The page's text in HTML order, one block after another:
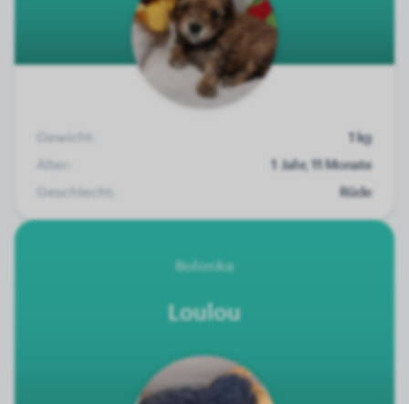
Gewicht:
1 kg
Alter:
1 Jahr, 11 Monate
Geschlecht:
Rüde
Bolonka
Loulou